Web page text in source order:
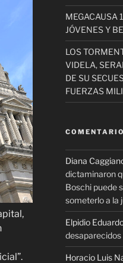
MEGACAUSA
JÓVENES Y
LOS
VIDELA,
DE SU
FUERZAS
Diana
dictaminaron
Boschi puede
someterlo a la
Elpidio
desaparecidos
Horacio Luis